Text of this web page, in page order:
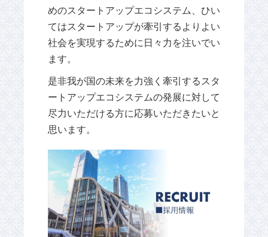
めのスタートアップエコシステム、ひい
てはスタートアップが牽引するよりよい
社会を実現するために日々力を注いでい
ます。
是非我が国の未来を力強く牽引するスタ
ートアップエコシステムの発展に対して
尽力いただける方に応募いただきたいと
思います。